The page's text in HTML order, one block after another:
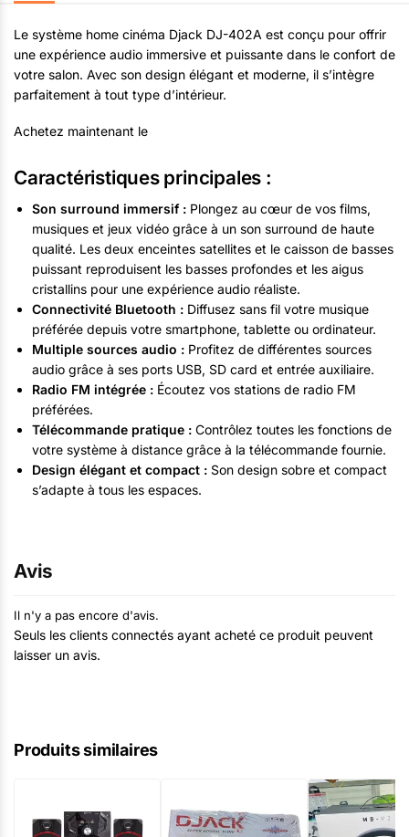
Le système home cinéma Djack DJ-402A est conçu pour offrir
une expérience audio immersive et puissante dans le confort de
votre salon. Avec son design élégant et moderne, il s’intègre
parfaitement à tout type d’intérieur.
Achetez maintenant le
Caractéristiques principales :
Son surround immersif : Plongez au cœur de vos films,
musiques et jeux vidéo grâce à un son surround de haute
qualité. Les deux enceintes satellites et le caisson de basses
puissant reproduisent les basses profondes et les aigus
cristallins pour une expérience audio réaliste.
Connectivité Bluetooth : Diffusez sans fil votre musique
préférée depuis votre smartphone, tablette ou ordinateur.
Multiple sources audio : Profitez de différentes sources
audio grâce à ses ports USB, SD card et entrée auxiliaire.
Radio FM intégrée : Écoutez vos stations de radio FM
préférées.
Télécommande pratique : Contrôlez toutes les fonctions de
votre système à distance grâce à la télécommande fournie.
Design élégant et compact : Son design sobre et compact
s’adapte à tous les espaces.
Avis
Il n'y a pas encore d'avis.
Seuls les clients connectés ayant acheté ce produit peuvent
laisser un avis.
Produits similaires